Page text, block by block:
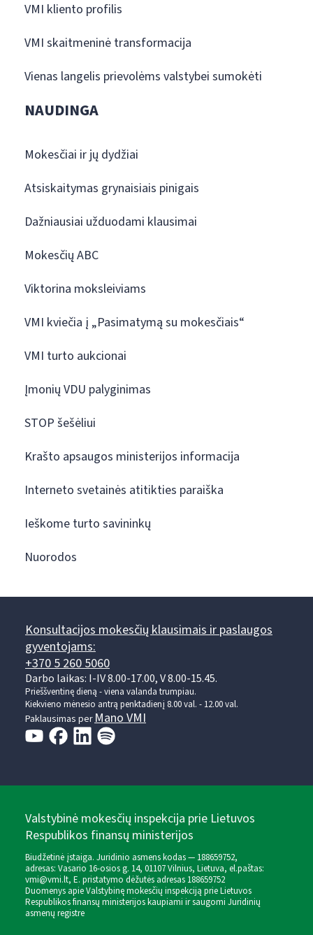
VMI kliento profilis
VMI skaitmeninė transformacija
Vienas langelis prievolėms valstybei sumokėti
NAUDINGA
Mokesčiai ir jų dydžiai
Atsiskaitymas grynaisiais pinigais
Dažniausiai užduodami klausimai
Mokesčių ABC
Viktorina moksleiviams
VMI kviečia į „Pasimatymą su mokesčiais“
VMI turto aukcionai
Įmonių VDU palyginimas
STOP šešėliui
Krašto apsaugos ministerijos informacija
Interneto svetainės atitikties paraiška
Ieškome turto savininkų
Nuorodos
Konsultacijos mokesčių klausimais ir paslaugos
gyventojams:
+370 5 260 5060
Darbo laikas: I-IV 8.00-17.00, V 8.00-15.45.
Prieššventinę dieną - viena valanda trumpiau.
Kiekvieno mėnesio antrą penktadienį 8.00 val. - 12.00 val.
Paklausimas perMano VMI
Valstybinė mokesčių inspekcija prie Lietuvos
Respublikos finansų ministerijos
Biudžetinė įstaiga. Juridinio asmens kodas — 188659752,
adresas: Vasario 16-osios g. 14, 01107 Vilnius, Lietuva, el.paštas:
vmi@vmi.lt, E. pristatymo dėžutės adresas 188659752
Duomenys apie Valstybinę mokesčių inspekciją prie Lietuvos
Respublikos finansų ministerijos kaupiami ir saugomi Juridinių
asmenų registre